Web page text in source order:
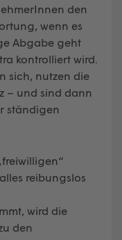
den
wenn es
Abgabe geht
kontrolliert wird.
sich, nutzen die
– und sind dann
ständigen
reibungslos
wird die
den